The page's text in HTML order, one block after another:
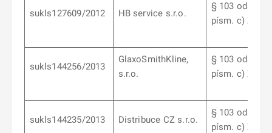
sukls127609/2012 HB service s.r.o.
§ 103 odst. 9
písm. c) ZoL
sukls144256/2013
GlaxoSmithKline,
s.r.o.
§ 103 odst. 6
písm. c) ZoL
sukls144235/2013 Distribuce CZ s.r.o.
§ 103 odst. 6
písm. c) ZoL